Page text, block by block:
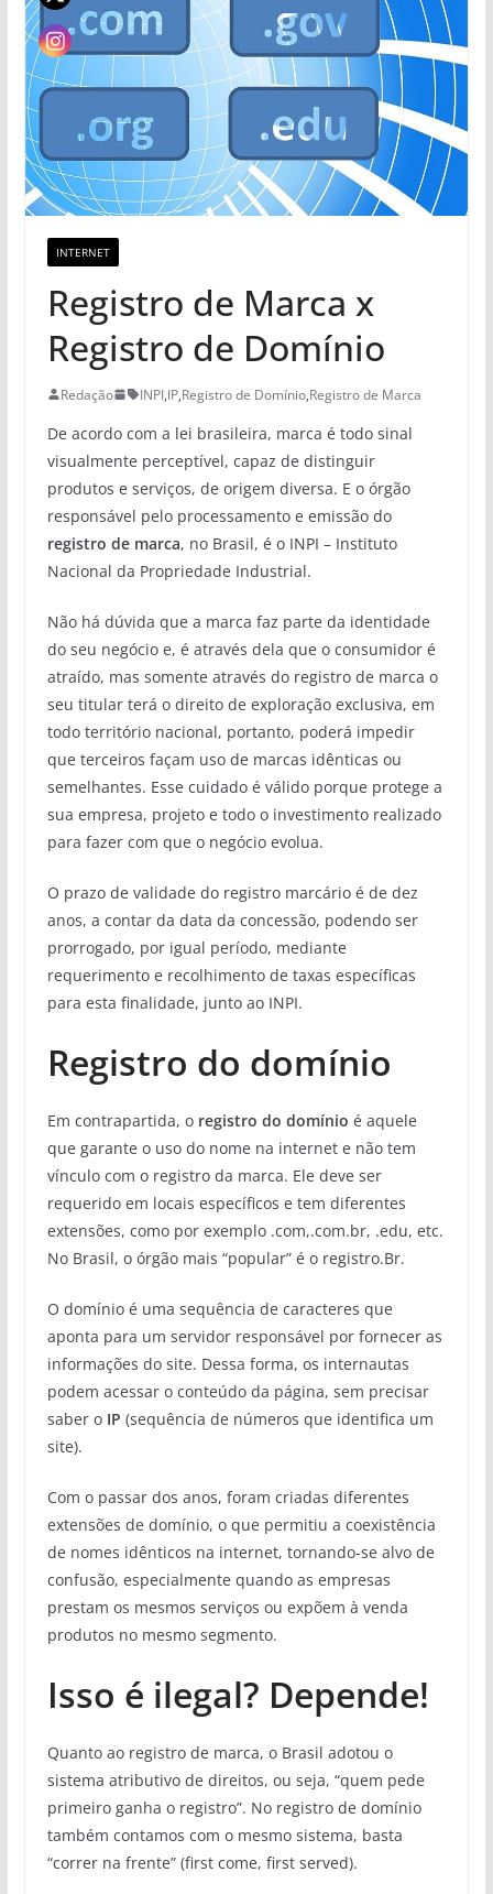
INTERNET
Registro de Marca x
Registro de Domínio
Redação INPI,IP,Registro de Domínio,Registro de Marca
De acordo com a lei brasileira, marca é todo sinal
visualmente perceptível, capaz de distinguir
produtos e serviços, de origem diversa. E o órgão
responsável pelo processamento e emissão do
registro de marca, no Brasil, é o INPI – Instituto
Nacional da Propriedade Industrial.
Não há dúvida que a marca faz parte da identidade
do seu negócio e, é através dela que o consumidor é
atraído, mas somente através do registro de marca o
seu titular terá o direito de exploração exclusiva, em
todo território nacional, portanto, poderá impedir
que terceiros façam uso de marcas idênticas ou
semelhantes. Esse cuidado é válido porque protege a
sua empresa, projeto e todo o investimento realizado
para fazer com que o negócio evolua.
O prazo de validade do registro marcário é de dez
anos, a contar da data da concessão, podendo ser
prorrogado, por igual período, mediante
requerimento e recolhimento de taxas específicas
para esta finalidade, junto ao INPI.
Registro do domínio
Em contrapartida, o registro do domínio é aquele
que garante o uso do nome na internet e não tem
vínculo com o registro da marca. Ele deve ser
requerido em locais específicos e tem diferentes
extensões, como por exemplo .com,.com.br, .edu, etc.
No Brasil, o órgão mais “popular” é o registro.Br.
O domínio é uma sequência de caracteres que
aponta para um servidor responsável por fornecer as
informações do site. Dessa forma, os internautas
podem acessar o conteúdo da página, sem precisar
saber o IP (sequência de números que identifica um
site).
Com o passar dos anos, foram criadas diferentes
extensões de domínio, o que permitiu a coexistência
de nomes idênticos na internet, tornando-se alvo de
confusão, especialmente quando as empresas
prestam os mesmos serviços ou expõem à venda
produtos no mesmo segmento.
Isso é ilegal? Depende!
Quanto ao registro de marca, o Brasil adotou o
sistema atributivo de direitos, ou seja, “quem pede
primeiro ganha o registro”. No registro de domínio
também contamos com o mesmo sistema, basta
“correr na frente” (first come, first served).